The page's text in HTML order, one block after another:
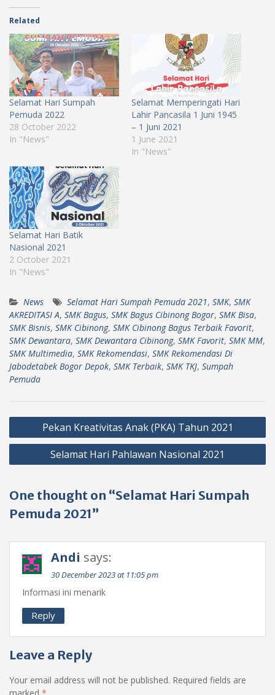
Related
Selamat Hari Sumpah
Pemuda 2022
28 October 2022
In "News"
Selamat Memperingati Hari
Lahir Pancasila 1 Juni 1945
– 1 Juni 2021
1 June 2021
In "News"
Selamat Hari Batik
Nasional 2021
2 October 2021
In "News"
News Selamat Hari Sumpah Pemuda 2021, SMK, SMK
AKREDITASI A, SMK Bagus, SMK Bagus Cibinong Bogor, SMK Bisa,
SMK Bisnis, SMK Cibinong, SMK Cibinong Bagus Terbaik Favorit,
SMK Dewantara, SMK Dewantara Cibinong, SMK Favorit, SMK MM,
SMK Multimedia, SMK Rekomendasi, SMK Rekomendasi Di
Jabodetabek Bogor Depok, SMK Terbaik, SMK TKJ, Sumpah
Pemuda
Post
navigation
Pekan Kreativitas Anak (PKA) Tahun 2021
Selamat Hari Pahlawan Nasional 2021
One thought on “Selamat Hari Sumpah
Pemuda 2021”
Andi says:
30 December 2023 at 11:05 pm
Informasi ini menarik
Reply
Leave a Reply
Your email address will not be published. Required fields are